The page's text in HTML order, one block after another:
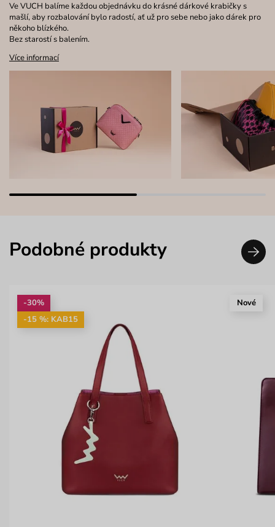
Ve VUCH balíme každou objednávku do krásné dárkové krabičky s
mašlí, aby rozbalování bylo radostí, ať už pro sebe nebo jako dárek pro
někoho blízkého.
Bez starostí s balením.
Více informací
Podobné produkty
-30%
-15 %: KAB15
Nové